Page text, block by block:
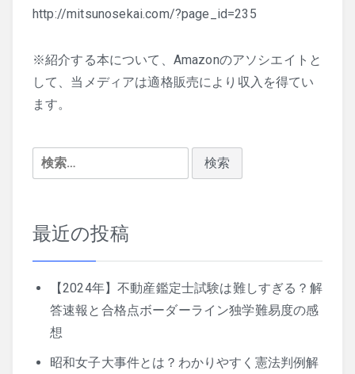
http://mitsunosekai.com/?page_id=235
※紹介する本について、Amazonのアソシエイトと
して、当メディアは適格販売により収入を得てい
ます。
検
索:
最近の投稿
【2024年】不動産鑑定士試験は難しすぎる？解
答速報と合格点ボーダーライン独学難易度の感
想
昭和女子大事件とは？わかりやすく憲法判例解